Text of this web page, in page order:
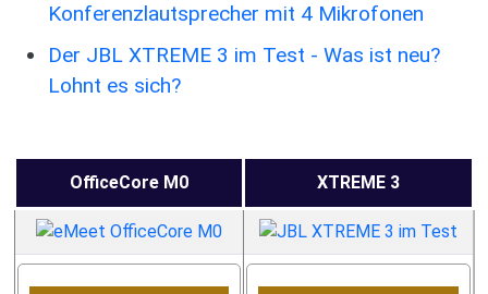
Konferenzlautsprecher mit 4 Mikrofonen
Der JBL XTREME 3 im Test - Was ist neu?
Lohnt es sich?
OfficeCore M0 XTREME 3